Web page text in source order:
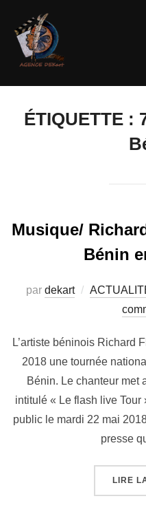
ÉTIQUETTE :
Musique/
Bénin
par dekart
L’artiste béninois Richard
2018 une tournée
Bénin. Le chanteur met
intitulé « Le flash live Tour
public le mardi 22 mai
presse
LIRE